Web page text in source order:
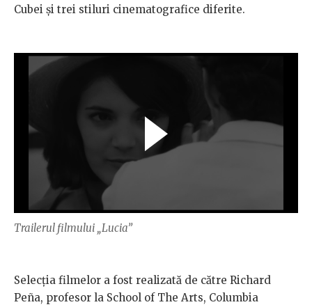
Cubei și trei stiluri cinematografice diferite.
Trailerul filmului „Lucia”
Selecția filmelor a fost realizată de către Richard
Peña, profesor la School of The Arts, Columbia